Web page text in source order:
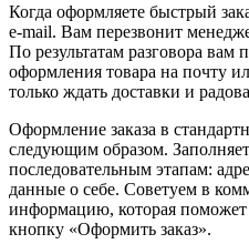
Когда оформляете быстрый
e-mail. Вам перезвонит
По результатам разговора вам
оформления товара на почту
только ждать доставки и
Оформление заказа в
следующим образом.
последовательным этапам:
данные о себе. Советуем в
информацию, которая
кнопку «Оформить заказ».